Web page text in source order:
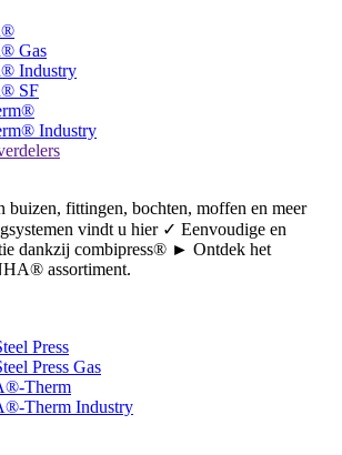
Gas
Industry
SF
Industry
buizen, fittingen, bochten, moffen en meer
vindt u hier ✓ Eenvoudige en
dankzij combipress® ► Ontdek het
assortiment.
Press
Press Gas
Therm
Therm Industry